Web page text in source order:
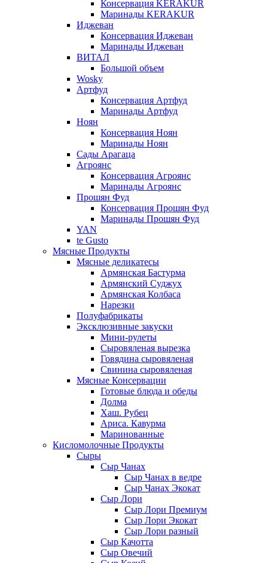
Консервация KERAKUR
Маринады KERAKUR
Иджеван
Консервация Иджеван
Маринады Иджеван
ВИТАЛ
Большой объем
Wosky
Артфуд
Консервация Артфуд
Маринады Артфуд
Ноян
Консервация Ноян
Маринады Ноян
Сады Арагаца
Агроянс
Консервация Агроянс
Маринады Агроянс
Прошян Фуд
Консервация Прошян Фуд
Маринады Прошян Фуд
YAN
te Gusto
Мясные Продукты
Мясные деликатесы
Армянская Бастурма
Армянский Суджух
Армянская Колбаса
Нарезки
Полуфабрикаты
Эксклюзивные закуски
Мини-рулеты
Сыровяленая вырезка
Говядина сыровяленая
Свинина сыровяленая
Мясные Консервации
Готовые блюда и обеды
Долма
Хаш. Рубец
Ариса. Кавурма
Маринованные
Кисломолочные Продукты
Сыры
Сыр Чанах
Сыр Чанах в ведре
Сыр Чанах Экокат
Сыр Лори
Сыр Лори Премиум
Сыр Лори Экокат
Сыр Лори разный
Сыр Качотта
Сыр Овечий